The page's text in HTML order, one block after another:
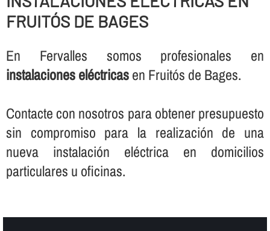
FRUITÓS DE BAGES
En Fervalles somos profesionales en
instalaciones eléctricasen Fruitós de Bages.
Contacte con nosotros para obtener presupuesto
sin compromiso para la realización de una
nueva instalación eléctrica en domicilios
particulares u oficinas.